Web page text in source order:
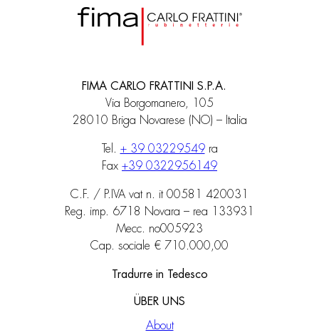
FIMA CARLO FRATTINI S.P.A.
Via Borgomanero, 105
28010 Briga Novarese (NO) – Italia
Tel. + 39 03229549ra
Fax +39 0322956149
C.F. / P.IVA vat n. it 00581 420031
Reg. imp. 6718 Novara – rea 133931
Mecc. no005923
Cap. sociale € 710.000,00
Tradurre in Tedesco
ÜBER UNS
About